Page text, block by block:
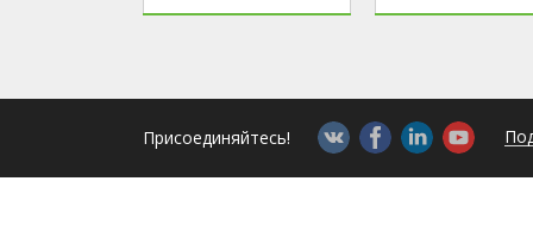
Присоединяйтесь!